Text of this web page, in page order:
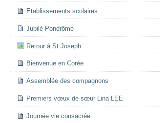
Etablissements scolaires
Jubilé Pondrôme
Retour à St Joseph
Bienvenue en Corée
Assemblée des compagnons
Premiers vœux de sœur Lina LEE
Journée vie consacrée